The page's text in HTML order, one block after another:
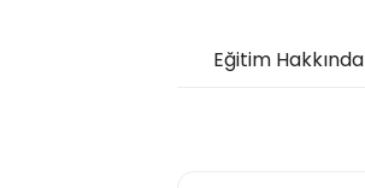
Eğitim Hakkında